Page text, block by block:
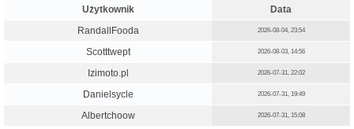
Użytkownik
Data
RandallFooda
2026-08-04, 23:54
Scotttwept 2026-08-03, 14:56
Izimoto.pl 2026-07-31, 22:02
Danielsycle 2026-07-31, 19:49
Albertchoow 2026-07-31, 15:08